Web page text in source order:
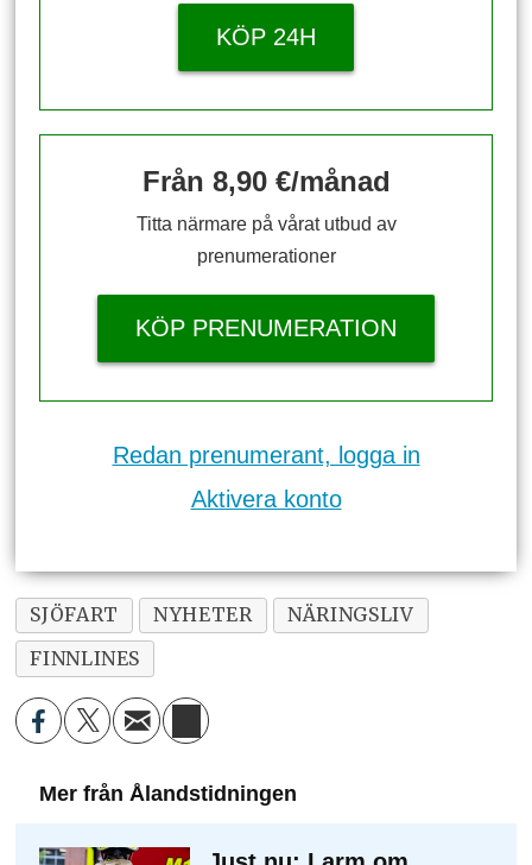
KÖP 24H
Från 8,90 €/månad
Titta närmare på vårat utbud av
prenumerationer
KÖP PRENUMERATION
Redan prenumerant, logga in
Aktivera konto
SJÖFART NYHETER
NÄRINGSLIV
FINNLINES